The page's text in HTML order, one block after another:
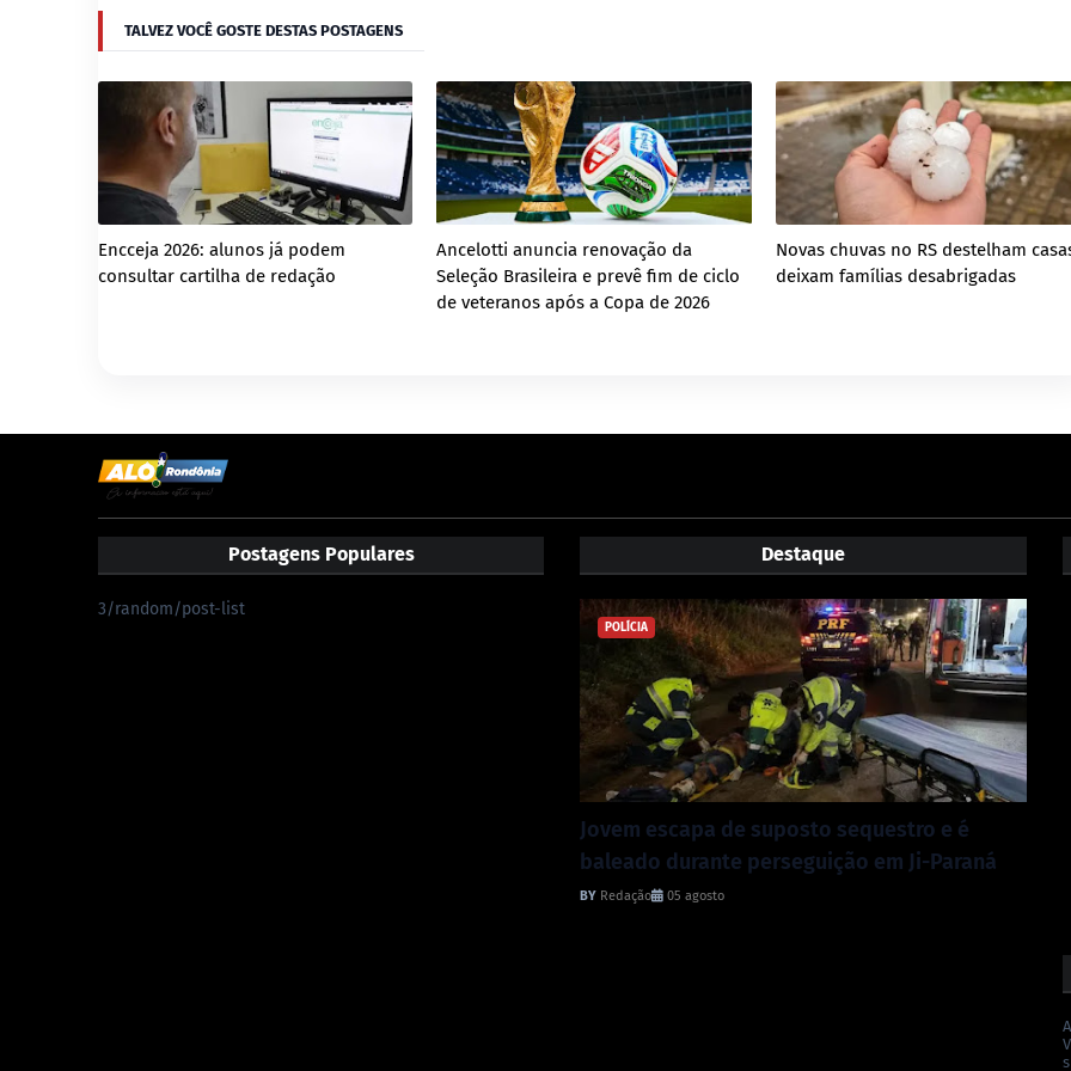
TALVEZ VOCÊ GOSTE DESTAS POSTAGENS
Encceja 2026: alunos já podem
consultar cartilha de redação
Ancelotti anuncia renovação da
Seleção Brasileira e prevê fim de ciclo
de veteranos após a Copa de 2026
Novas chuvas no RS destelham
deixam famílias desabrigadas
Postagens Populares
3/random/post-list
Destaque
POLÍCIA
Jovem escapa de suposto sequestro e é
baleado durante perseguição em Ji-Paraná
Redação 05 agosto